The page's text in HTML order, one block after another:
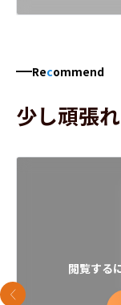
Recommend
少し頑張
閲覧する
前のスライド